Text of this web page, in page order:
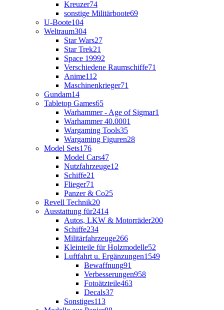
Kreuzer74
sonstige Militärboote69
U-Boote104
Weltraum304
Star Wars27
Star Trek21
Space 19992
Verschiedene Raumschiffe71
Anime112
Maschinenkrieger71
Gundam14
Tabletop Games65
Warhammer - Age of Sigmar1
Warhammer 40.0001
Wargaming Tools35
Wargaming Figuren28
Model Sets176
Model Cars47
Nutzfahrzeuge12
Schiffe21
Flieger71
Panzer & Co25
Revell Technik20
Ausstattung für2414
Autos, LKW & Motorräder200
Schiffe234
Militärfahrzeuge266
Kleinteile für Holzmodelle52
Luftfahrt u. Ergänzungen1549
Bewaffnung91
Verbesserungen958
Fotoätzteile463
Decals37
Sonstiges113